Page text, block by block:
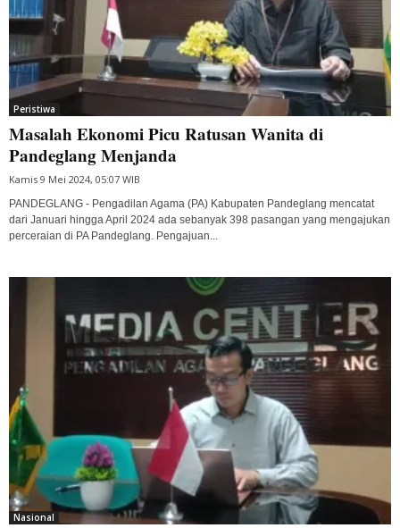
Peristiwa
Masalah Ekonomi Picu Ratusan Wanita di
Pandeglang Menjanda
Kamis 9 Mei 2024, 05:07 WIB
PANDEGLANG - Pengadilan Agama (PA) Kabupaten Pandeglang mencatat
dari Januari hingga April 2024 ada sebanyak 398 pasangan yang mengajukan
perceraian di PA Pandeglang. Pengajuan...
Nasional